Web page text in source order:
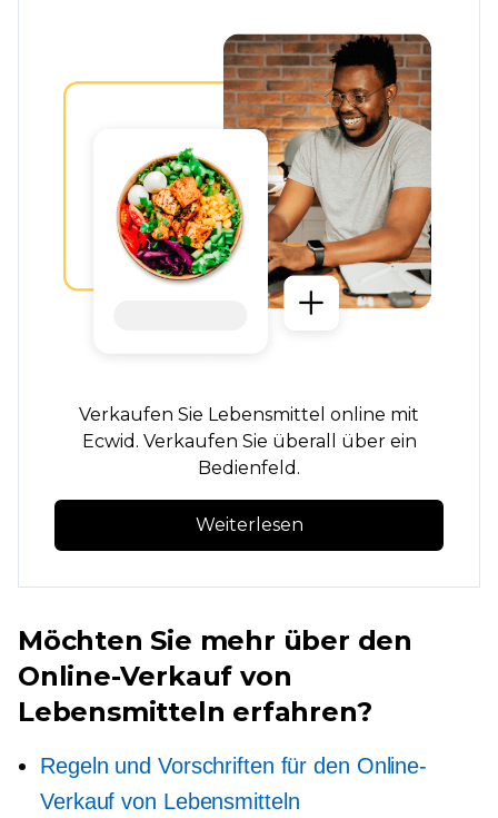
Verkaufen Sie Lebensmittel online mit
Ecwid. Verkaufen Sie überall über ein
Bedienfeld.
Weiterlesen
Möchten Sie mehr über den
Online-Verkauf von
Lebensmitteln erfahren?
Regeln und Vorschriften für den Online-
Verkauf von Lebensmitteln